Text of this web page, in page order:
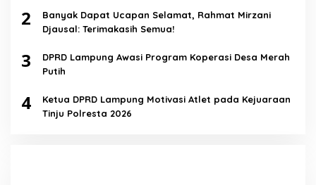
2
Banyak Dapat Ucapan Selamat, Rahmat Mirzani
Djausal: Terimakasih Semua!
3
DPRD Lampung Awasi Program Koperasi Desa Merah
Putih
4
Ketua DPRD Lampung Motivasi Atlet pada Kejuaraan
Tinju Polresta 2026